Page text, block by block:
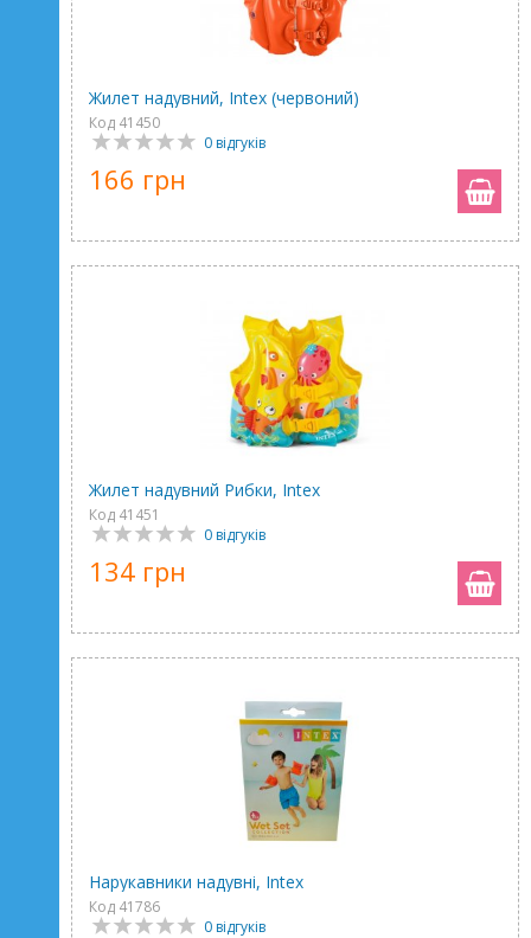
Жилет надувний, Intex (червоний)
Код 41450
0 відгуків
166 грн
Жилет надувний Рибки, Intex
Код 41451
0 відгуків
134 грн
Нарукавники надувні, Intex
Код 41786
0 відгуків